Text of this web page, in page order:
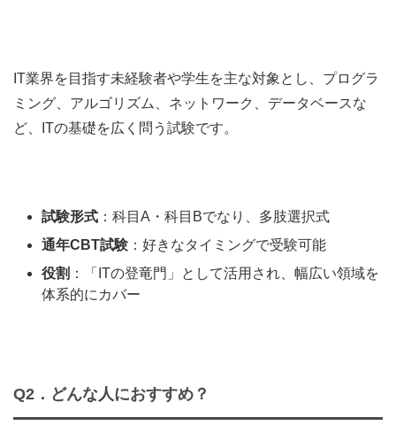
IT業界を目指す未経験者や学生を主な対象とし、プログラ
ミング、アルゴリズム、ネットワーク、データベースな
ど、ITの基礎を広く問う試験です。
試験形式 ：科目A・科目Bでなり、多肢選択式
通年CBT試験 ：好きなタイミングで受験可能
役割 ：「ITの登竜門」として活用され、幅広い領域を
体系的にカバー
Q2．どんな人におすすめ？